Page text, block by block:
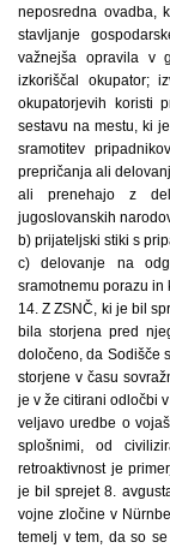
neposredna ovadba,
stavljanje
važnejša opravila v
izkoriščal okupator;
okupatorjevih koristi
sestavu na mestu, ki
sramotitev
prepričanja ali
ali prenehajo z
jugoslovanskih
b) prijateljski stiki s
c) delovanje na
sramotnemu porazu in
14. Z ZSNČ, ki je bil
bila storjena pred
določeno, da Sodišče
storjene v času
je v že citirani odločbi
veljavo uredbe o
splošnimi, od
retroaktivnost je
je bil sprejet 8.
vojne zločine v
temelj v tem, da so